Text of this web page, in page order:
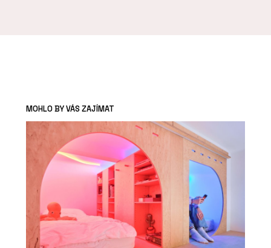
MOHLO BY VÁS ZAJÍMAT